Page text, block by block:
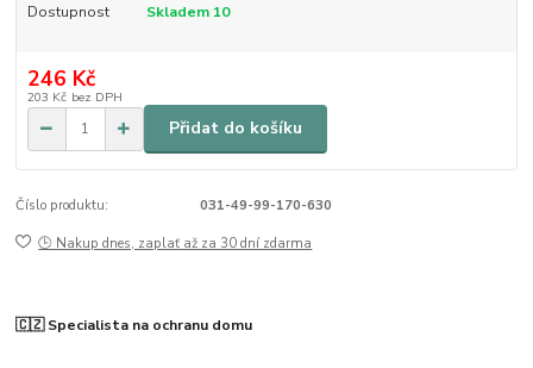
Dostupnost Skladem 10
246 Kč
203 Kč bez DPH
Přidat do košíku
Číslo produktu: 031-49-99-170-630
🕒 Nakup dnes, zaplať až za 30 dní zdarma
🇨🇿 Specialista na ochranu domu